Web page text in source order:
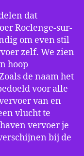
dat
Roclenge-sur-
om even stil
zelf. We zien
hoop
de naam het
voor alle
van en
vlucht te
vervoer je
bij de